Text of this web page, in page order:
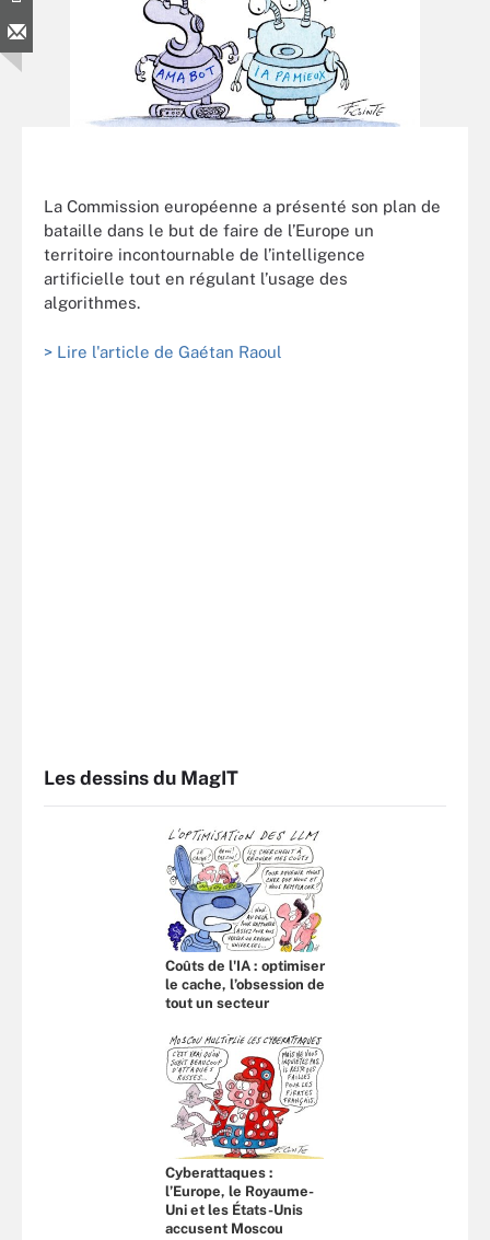
La Commission européenne a présenté son plan de
bataille dans le but de faire de l’Europe un
territoire incontournable de l’intelligence
artificielle tout en régulant l’usage des
algorithmes.
> Lire l'article de Gaétan Raoul
Les dessins du MagIT
Coûts de l'IA : optimiser
le cache, l’obsession de
tout un secteur
Cyberattaques :
l’Europe, le Royaume-
Uni et les États-Unis
accusent Moscou